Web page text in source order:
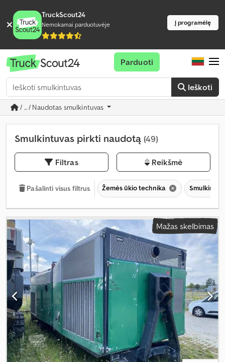
TruckScout24
Nemokamai parduotuvėje Į programėlę
Ieškoti
Parduoti
/ ... / Naudotas smulkintuvas
Smulkintuvas pirkti naudotą (49)
Filtras Reikšmė
Pašalinti visus filtrus Žemės ūkio technika
Mažas skelbimas